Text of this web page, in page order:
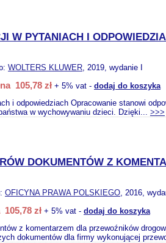
W PYTANIACH I
WOLTERS KLUWER, 2019, wydanie I
105,78 zł + 5% vat - dodaj do koszyka
i odpowiedziach Opracowanie stanowi
w wychowywaniu dzieci. Dzięki... >>>
DOKUMENTÓW Z
OFICYNA PRAWA POLSKIEGO, 2016,
zł + 5% vat - dodaj do koszyka
z komentarzem dla przewoźników
dokumentów dla firmy wykonującej